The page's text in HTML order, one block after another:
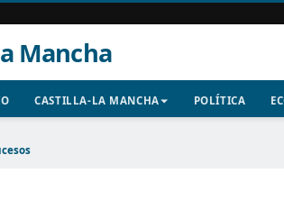
Mancha
CASTILLA-LA MANCHA POLÍTICA